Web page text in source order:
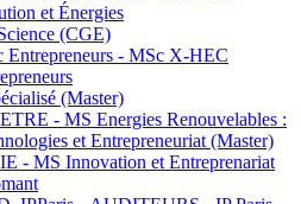
et Énergies
(CGE)
Entrepreneurs - MSc X-HEC
(Master)
- MS Energies Renouvelables :
et Entrepreneuriat (Master)
- MS Innovation et Entreprenariat